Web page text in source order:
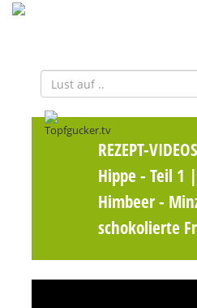
REZEPT-VIDEOS
Hippe - Teil 1
Himbeer -
schokolierte